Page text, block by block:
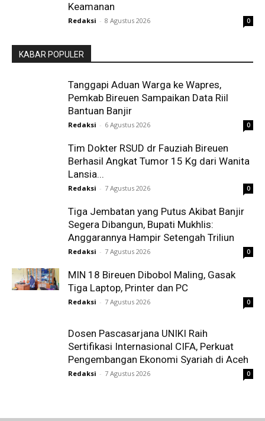
Keamanan
Redaksi - 8 Agustus 2026 0
KABAR POPULER
Tanggapi Aduan Warga ke Wapres,
Pemkab Bireuen Sampaikan Data Riil
Bantuan Banjir
Redaksi - 6 Agustus 2026 0
Tim Dokter RSUD dr Fauziah Bireuen
Berhasil Angkat Tumor 15 Kg dari Wanita
Lansia...
Redaksi - 7 Agustus 2026 0
Tiga Jembatan yang Putus Akibat Banjir
Segera Dibangun, Bupati Mukhlis:
Anggarannya Hampir Setengah Triliun
Redaksi - 7 Agustus 2026 0
MIN 18 Bireuen Dibobol Maling, Gasak
Tiga Laptop, Printer dan PC
Redaksi - 7 Agustus 2026 0
Dosen Pascasarjana UNIKI Raih
Sertifikasi Internasional CIFA, Perkuat
Pengembangan Ekonomi Syariah di Aceh
Redaksi - 7 Agustus 2026 0